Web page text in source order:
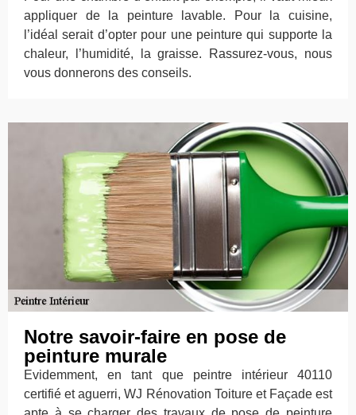
appliquer de la peinture lavable. Pour la cuisine,
l’idéal serait d’opter pour une peinture qui supporte la
chaleur, l’humidité, la graisse. Rassurez-vous, nous
vous donnerons des conseils.
Notre savoir-faire en pose de
peinture murale
Evidemment, en tant que peintre intérieur 40110
certifié et aguerri, WJ Rénovation Toiture et Façade est